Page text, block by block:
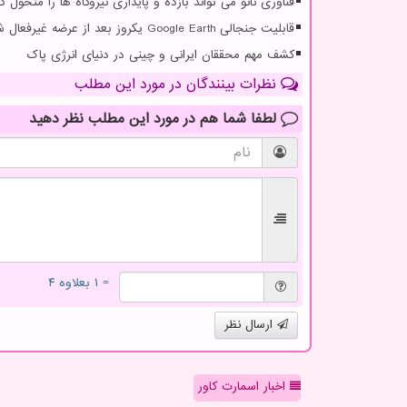
قابلیت جنجالی Google Earth یکروز بعد از عرضه غیرفعال شد
کشف مهم محققان ایرانی و چینی در دنیای انرژی پاک
نظرات بینندگان در مورد این مطلب
لطفا شما هم در مورد این مطلب نظر دهید
= ۱ بعلاوه ۴
ارسال نظر
اخبار اسمارت کاور